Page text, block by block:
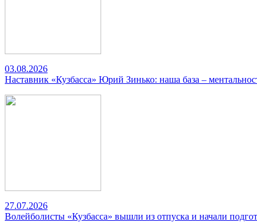
03.08.2026
Наставник «Кузбасса» Юрий Зинько: наша база –
27.07.2026
Волейболисты «Кузбасса» вышли из отпуска и начали